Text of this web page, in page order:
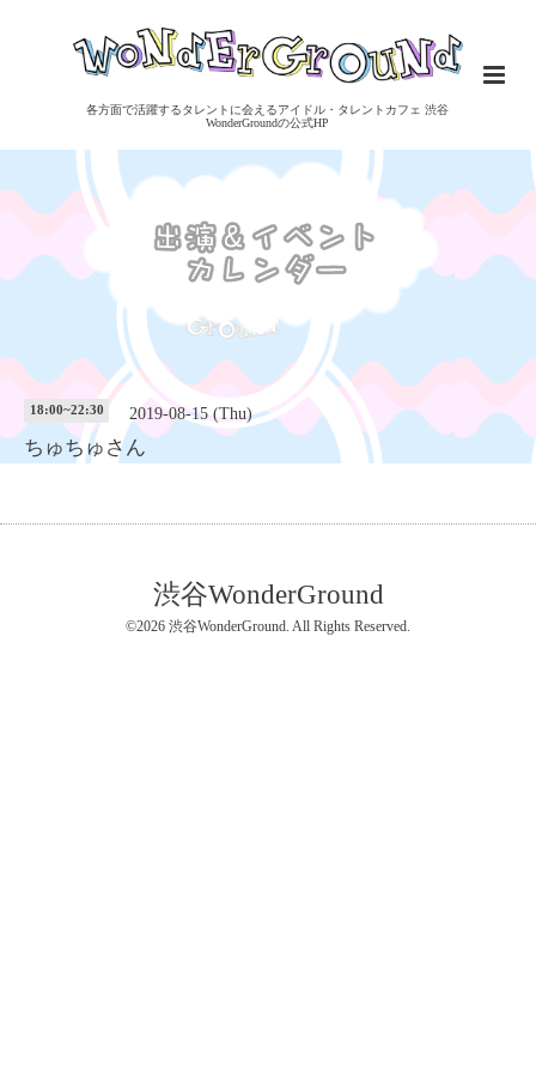
各方面で活躍するタレントに会えるアイドル・タレントカフェ 渋谷
WonderGroundの公式HP
18:00~22:30 2019-08-15 (Thu)
ちゅちゅさん
渋谷WonderGround
©2026 渋谷WonderGround. All Rights Reserved.